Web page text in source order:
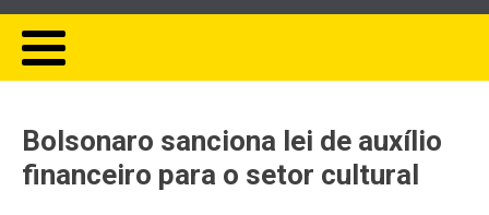
Bolsonaro sanciona lei de auxílio
financeiro para o setor cultural